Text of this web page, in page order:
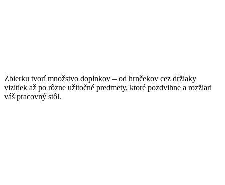
Zbierku tvorí množstvo doplnkov – od hrnčekov cez držiaky
vizitiek až po rôzne užitočné predmety, ktoré pozdvihne a rozžiari
váš pracovný stôl.